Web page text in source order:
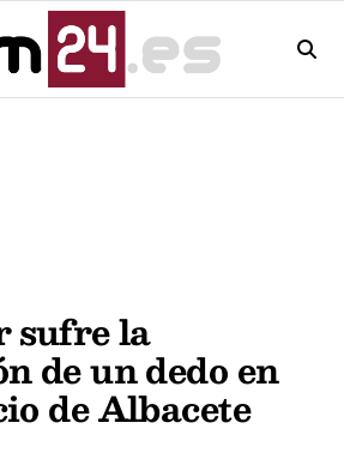
sufre la
de un dedo en
de Albacete